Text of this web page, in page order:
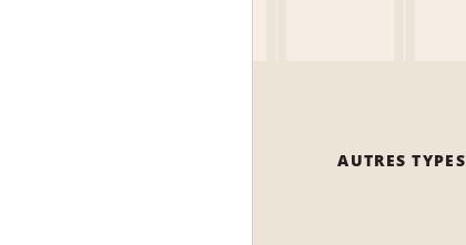
AUTRES TYPES